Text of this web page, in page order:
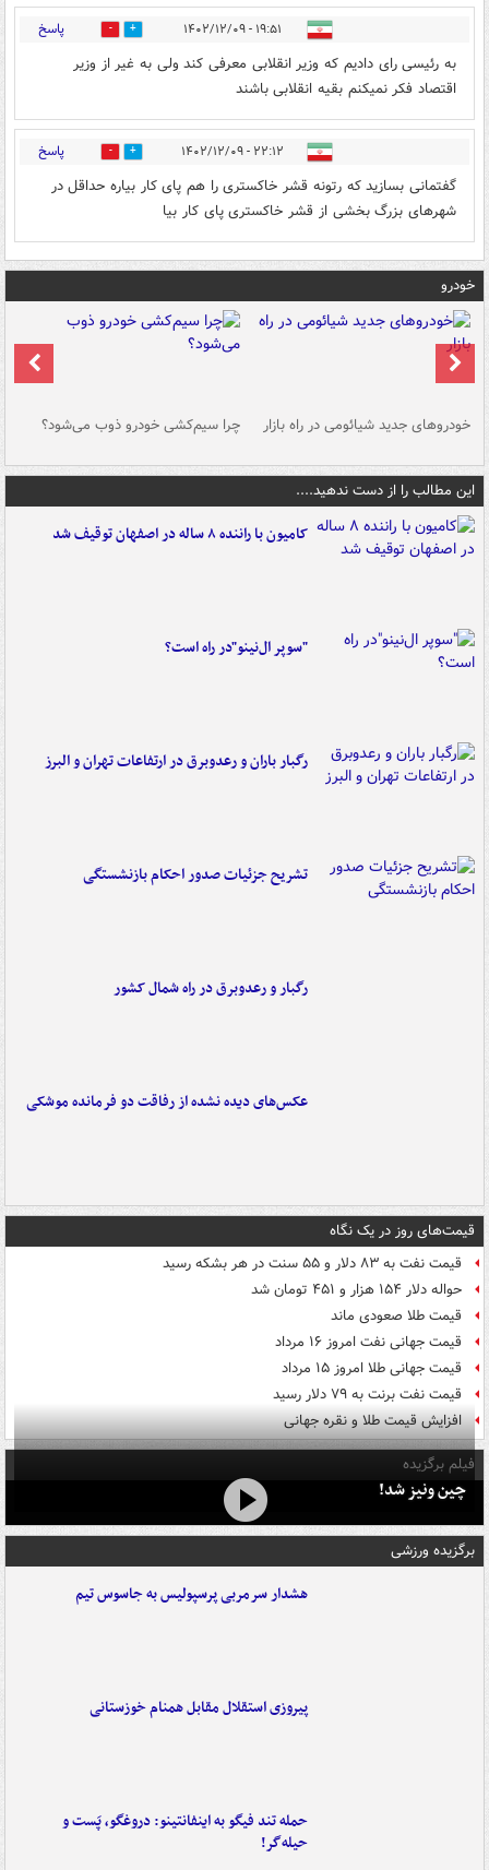
۱۹:۵۱ - ۱۴۰۲/۱۲/۰۹ 0 پاسخ
به رئیسی رای دادیم که وزیر انقلابی معرفی کند ولی به غیر از وزیر
اقتصاد فکر نمیکنم بقیه انقلابی باشند
۲۲:۱۲ - ۱۴۰۲/۱۲/۰۹ 0 پاسخ
گفتمانی بسازید که رتونه قشر خاکستری را هم پای کار بیاره حداقل در
شهرهای بزرگ بخشی از قشر خاکستری پای کار بیا
خودرو
خودروهای جدید شیائومی در راه بازار چرا سیم‌کشی خودرو ذوب می‌شود؟
این مطالب را از دست ندهید....
کامیون با راننده ۸ ساله در اصفهان توقیف شد
"سوپر ال‌نینو"در راه است؟
رگبار باران و رعدوبرق در ارتفاعات تهران و البرز
تشریح جزئیات صدور احکام بازنشستگی
رگبار و رعدوبرق در راه شمال کشور
عکس‌های دیده نشده از رفاقت دو فرمانده‌ موشکی
قیمت‌های روز در یک نگاه
قیمت نفت به ۸۳ دلار و ۵۵ سنت در هر بشکه رسید
حواله دلار ۱۵۴ هزار و ۴۵۱ تومان شد
قیمت طلا صعودی ماند
قیمت جهانی نفت امروز ۱۶ مرداد
قیمت جهانی طلا امروز ۱۵ مرداد
قیمت نفت برنت به ۷۹ دلار رسید
افزایش قیمت طلا و نقره جهانی
فیلم برگزیده
چین ونیز شد!
برگزیده ورزشی
هشدار سرمربی پرسپولیس به جاسوس تیم
پیروزی استقلال مقابل همنام خوزستانی
حمله تند فیگو به اینفانتینو: دروغگو، پَست‌ و
حیله‌گر!